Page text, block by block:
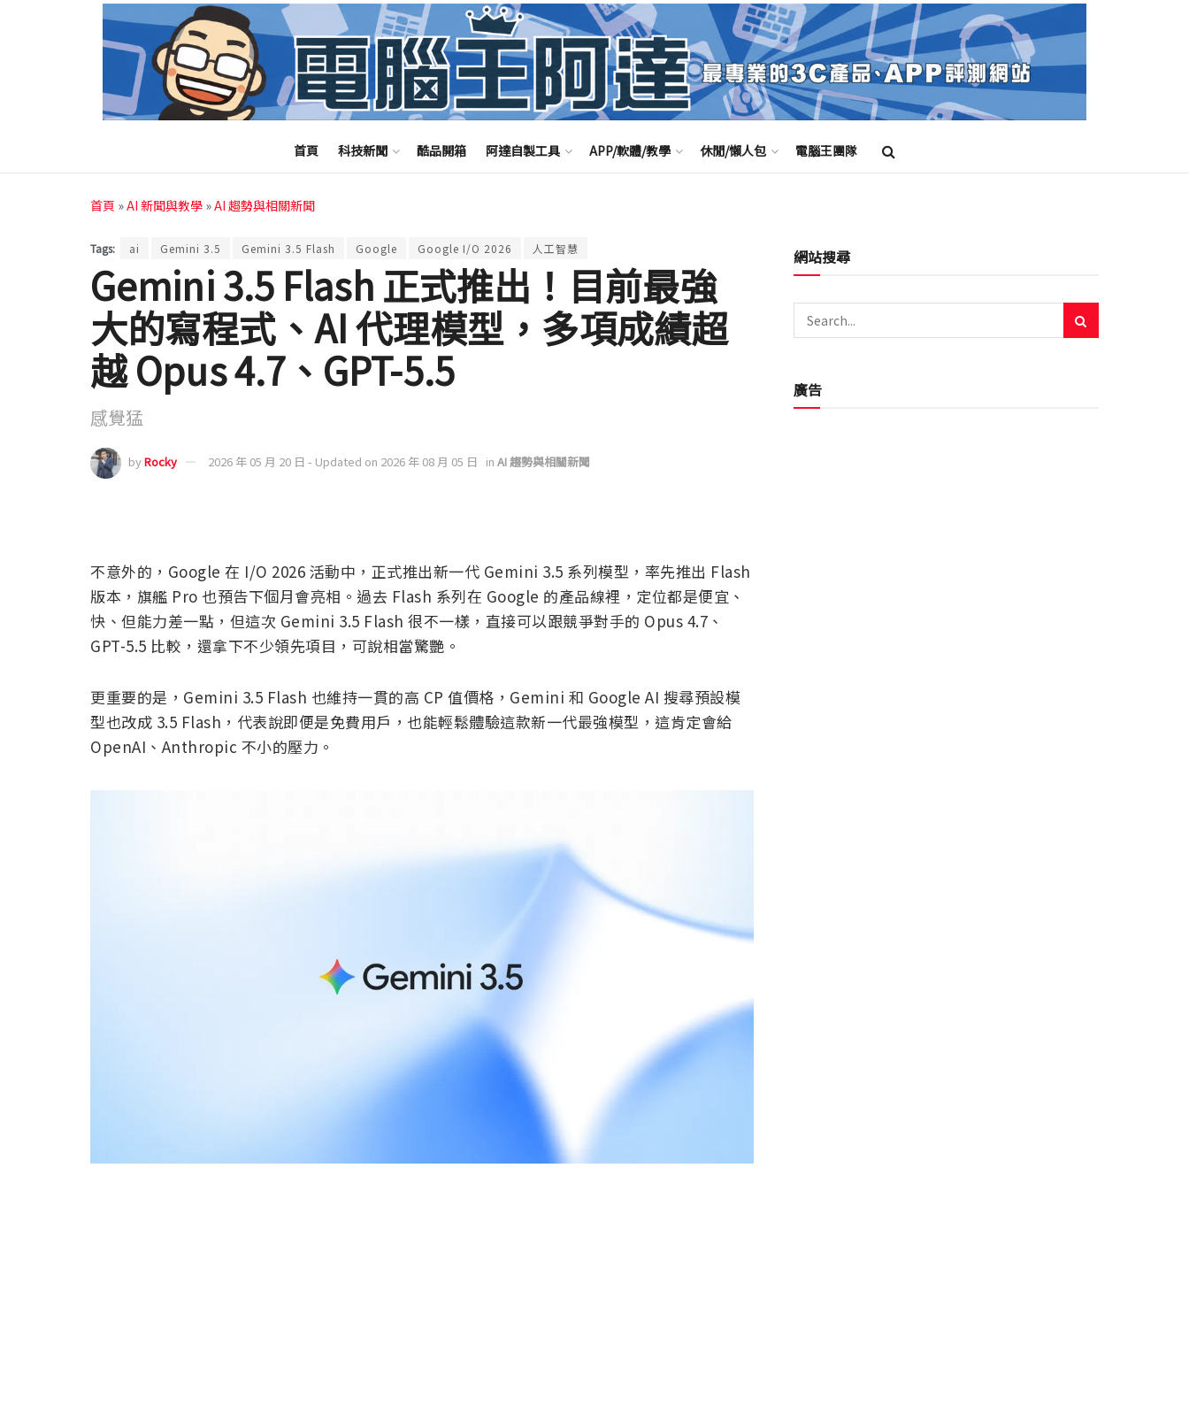
首頁 科技新聞 酷品開箱 阿達自製工具 APP/軟體/教學 休閒/懶人包 電腦王團隊
首頁 »AI 新聞與教學 »AI 趨勢與相關新聞
Tags: ai Gemini 3.5 Gemini 3.5 Flash Google Google I/O 2026 人工智慧
Gemini 3.5 Flash 正式推出！目前最強
大的寫程式、AI 代理模型，多項成績超
越 Opus 4.7、GPT-5.5
感覺猛
byRocky 2026 年 05 月 20 日 - Updated on 2026 年 08 月 05 日 in AI 趨勢與相關新聞
不意外的，Google 在 I/O 2026 活動中，正式推出新一代 Gemini 3.5 系列模型，率先推出 Flash
版本，旗艦 Pro 也預告下個月會亮相。過去 Flash 系列在 Google 的產品線裡，定位都是便宜、
快、但能力差一點，但這次 Gemini 3.5 Flash 很不一樣，直接可以跟競爭對手的 Opus 4.7、
GPT-5.5 比較，還拿下不少領先項目，可說相當驚艷。
更重要的是，Gemini 3.5 Flash 也維持一貫的高 CP 值價格，Gemini 和 Google AI 搜尋預設模
型也改成 3.5 Flash，代表說即便是免費用戶，也能輕鬆體驗這款新一代最強模型，這肯定會給
OpenAI、Anthropic 不小的壓力。
網站搜尋
廣告